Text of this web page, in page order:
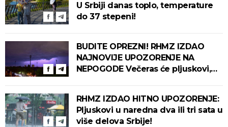
U Srbiji danas toplo, temperature
do 37 stepeni!
BUDITE OPREZNI! RHMZ IZDAO
NAJNOVIJE UPOZORENJE NA
NEPOGODE Večeras će pljuskovi,
RHMZ IZDAO HITNO UPOZORENJE:
Pljuskovi u naredna dva ili tri sata u
više delova Srbije!